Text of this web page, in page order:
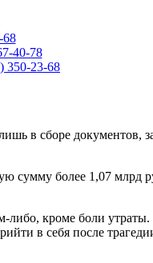
68
40-78
350-23-68
в сборе документов,
сумму более 1,07
кроме боли
в себя после